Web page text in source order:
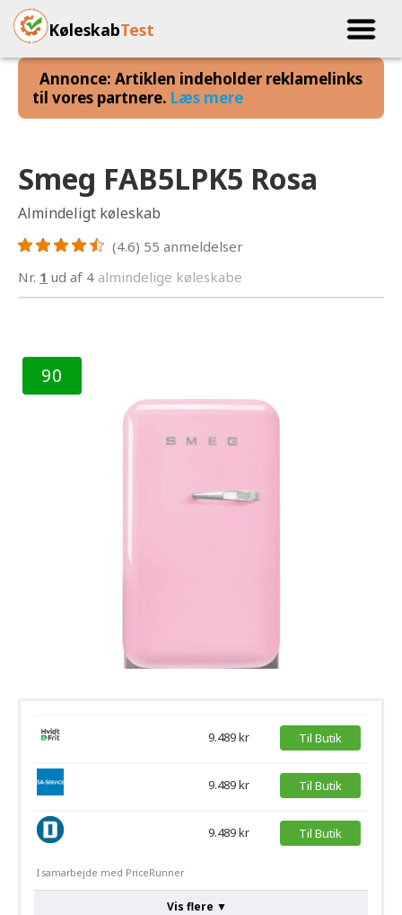
KøleskabTest
Annonce: Artiklen indeholder reklamelinks
til vores partnere. Læs mere
Smeg FAB5LPK5 Rosa
Almindeligt køleskab
(4.6) 55 anmeldelser
Nr. 1 ud af 4 almindelige køleskabe
90
9.489 kr Til Butik
9.489 kr Til Butik
9.489 kr Til Butik
I samarbejde med PriceRunner
Vis flere ▼